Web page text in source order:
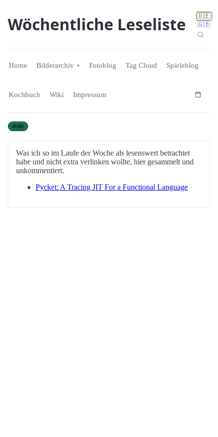
🇩🇪
🇬🇧
Wöchentliche Leseliste
Home Bilderarchiv Fotoblog Tag Cloud Spieleblog
Kochbuch Wiki Impressum
aside
Was ich so im Laufe der Woche als lesenswert betrachtet
habe und nicht extra verlinken wollte, hier gesammelt und
unkommentiert.
Pycket: A Tracing JIT For a Functional Language